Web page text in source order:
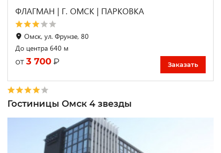
ФЛАГМАН | Г. ОМСК | ПАРКОВКА
Омск, ул. Фрунзе, 80
До центра 640 м
от 3 700 ₽ Заказать
Гостиницы Омск 4 звезды